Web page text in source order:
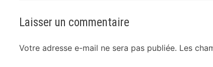
Laisser un commentaire
Votre adresse e-mail ne sera pas publiée. Les